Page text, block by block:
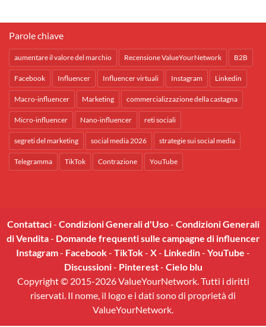
Parole chiave
aumentare il valore del marchio Recensione ValueYourNetwork B2B
Facebook Influencer Influencer virtuali Instagram Linkedin
Macro-influencer Marketing commercializzazione della castagna
Micro-influencer Nano-influencer reti sociali
segreti del marketing social media 2026 strategie sui social media
Telegramma TikTok Contrazione YouTube
Contattaci- Condizioni Generali d'Uso- Condizioni Generali
di Vendita- Domande frequenti sulle campagne di influencer
Instagram- Facebook- TikTok- X- Linkedin- YouTube -
Discussioni- Pinterest- Cielo blu
Copyright © 2015-2026 ValueYourNetwork. Tutti i diritti
riservati. Il nome, il logo e i dati sono di proprietà di
ValueYourNetwork.